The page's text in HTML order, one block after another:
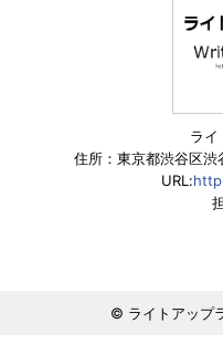
ライ
住所：東京都渋谷区
URL:
© ライトアップ